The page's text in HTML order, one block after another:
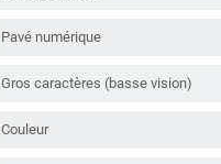
Pavé numérique
Gros caractères (basse vision)
Couleur